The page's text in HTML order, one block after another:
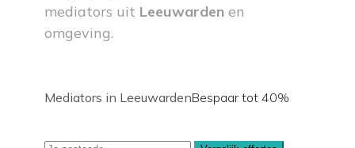
mediators uit Leeuwarden en
omgeving.
Mediators in LeeuwardenBespaar tot 40%